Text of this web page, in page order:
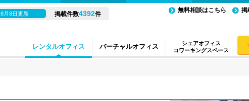
レンタルオフィス バーチャルオフィス
シェアオフィス
コワーキングスペース
8月8日更新 掲載件数4392件
無料相談はこちら 掲